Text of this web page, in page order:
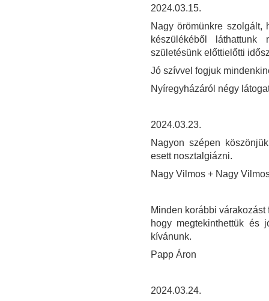
2024.03.15.
Nagy örömünkre
készülékéből láthattunk
születésünk előttielőtti
Jó szívvel fogjuk
Nyíregyházáról négy
2024.03.23.
Nagyon szépen
esett nosztalgiázni.
Nagy Vilmos + Nagy
Minden korábbi
hogy megtekinthettük és
kívánunk.
Papp Áron
2024.03.24.